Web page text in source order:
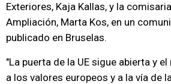
Exteriores, Kaja Kallas, y la
Ampliación, Marta Kos, en un
publicado en Bruselas.
"La puerta de la UE sigue abierta y
a los valores europeos y a la vía de